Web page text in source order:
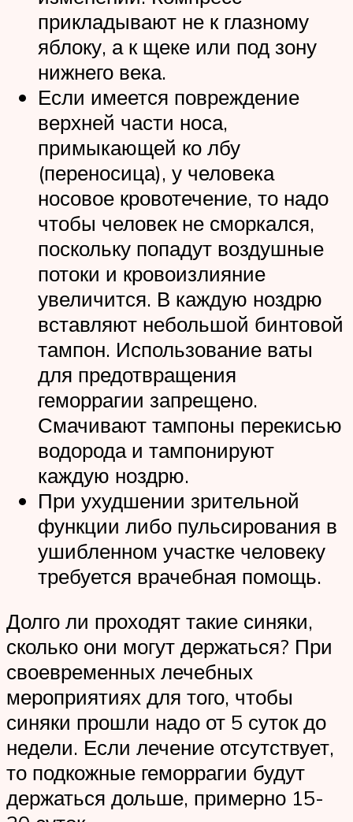
прикладывают не к глазному
яблоку, а к щеке или под зону
нижнего века.
Если имеется повреждение
верхней части носа,
примыкающей ко лбу
(переносица), у человека
носовое кровотечение, то надо
чтобы человек не сморкался,
поскольку попадут воздушные
потоки и кровоизлияние
увеличится. В каждую ноздрю
вставляют небольшой бинтовой
тампон. Использование ваты
для предотвращения
геморрагии запрещено.
Смачивают тампоны перекисью
водорода и тампонируют
каждую ноздрю.
При ухудшении зрительной
функции либо пульсирования в
ушибленном участке человеку
требуется врачебная помощь.
Долго ли проходят такие синяки,
сколько они могут держаться? При
своевременных лечебных
мероприятиях для того, чтобы
синяки прошли надо от 5 суток до
недели. Если лечение отсутствует,
то подкожные геморрагии будут
держаться дольше, примерно 15-